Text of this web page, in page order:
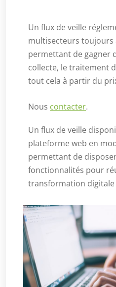
Un flux de veille
multisecteurs toujours
permettant de gagner
collecte, le traitement
tout cela à partir du
Nous contacter.
Un flux de veille
plateforme web en
permettant de
fonctionnalités pour
transformation digitale